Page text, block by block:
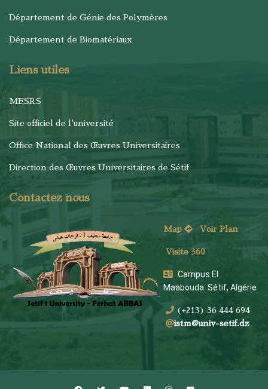
Département de Génie des Polymères
Département de Biomatériaux
Liens utiles
MESRS
Site officiel de l'université
Office National des Œuvres Universitaires
Direction des Œuvres Universitaires de Sétif
Contactez nous
Map Voir Plan
Visite 360
Campus El
Maabouda. Sétif, Algérie
(+213) 36 444 694
istm@univ-setif.dz